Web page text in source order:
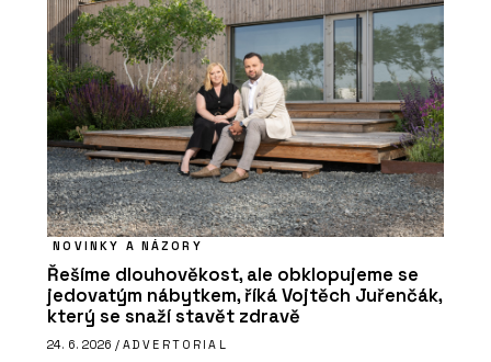
NOVINKY A NÁZORY
Řešíme dlouhověkost, ale obklopujeme se
jedovatým nábytkem, říká Vojtěch Juřenčák,
který se snaží stavět zdravě
24. 6. 2026 / ADVERTORIAL